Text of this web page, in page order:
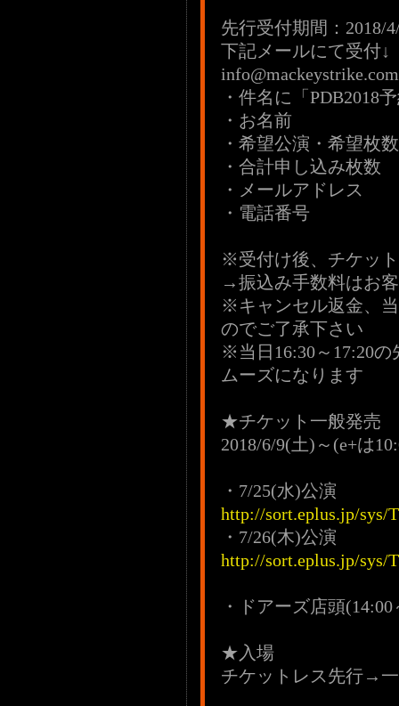
先行受付期間：2018/
下記メールにて受付↓
info@mackeystrike.com
・件名に「PDB2018
・お名前
・希望公演・希望枚
・合計申し込み枚数
・メールアドレス
・電話番号
※受付け後、チケッ
→振込み手数料はお
※キャンセル返金、
のでご了承下さい
※当日16:30～17:20
ムーズになります
★チケット一般発売
2018/6/9(土)～(e+は
・7/25(水)公演
http://sort.eplus.jp/sys/
・7/26(木)公演
http://sort.eplus.jp/sys/
・ドアーズ店頭(14:00
★入場
チケットレス先行→